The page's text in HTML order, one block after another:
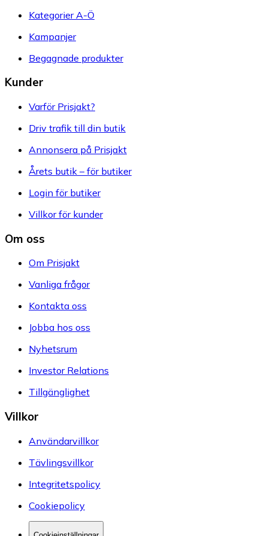
Kategorier A-Ö
Kampanjer
Begagnade produkter
Kunder
Varför Prisjakt?
Driv trafik till din butik
Annonsera på Prisjakt
Årets butik – för butiker
Login för butiker
Villkor för kunder
Om oss
Om Prisjakt
Vanliga frågor
Kontakta oss
Jobba hos oss
Nyhetsrum
Investor Relations
Tillgänglighet
Villkor
Användarvillkor
Tävlingsvillkor
Integritetspolicy
Cookiepolicy